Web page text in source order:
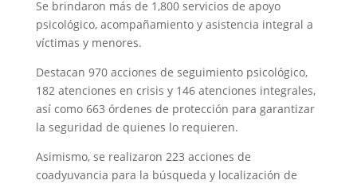
Se brindaron más de 1,800 servicios de apoyo
psicológico, acompañamiento y asistencia integral a
víctimas y menores.
Destacan 970 acciones de seguimiento psicológico,
182 atenciones en crisis y 146 atenciones integrales,
así como 663 órdenes de protección para garantizar
la seguridad de quienes lo requieren.
Asimismo, se realizaron 223 acciones de
coadyuvancia para la búsqueda y localización de